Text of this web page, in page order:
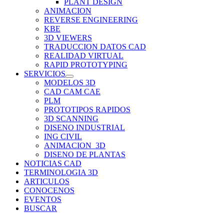
PLANT DESIGN
ANIMACION
REVERSE ENGINEERING
KBE
3D VIEWERS
TRADUCCION DATOS CAD
REALIDAD VIRTUAL
RAPID PROTOTYPING
SERVICIOS
MODELOS 3D
CAD CAM CAE
PLM
PROTOTIPOS RAPIDOS
3D SCANNING
DISENO INDUSTRIAL
ING CIVIL
ANIMACION_3D
DISENO DE PLANTAS
NOTICIAS CAD
TERMINOLOGIA 3D
ARTICULOS
CONOCENOS
EVENTOS
BUSCAR